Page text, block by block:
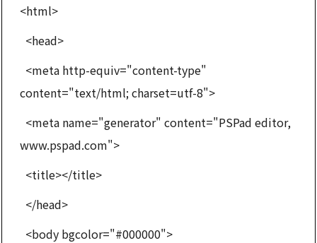
<html>
<head>
<meta http-equiv="content-type"
content="text/html; charset=utf-8">
<meta name="generator" content="PSPad editor,
www.pspad.com">
<title></title>
</head>
<body bgcolor="#000000">